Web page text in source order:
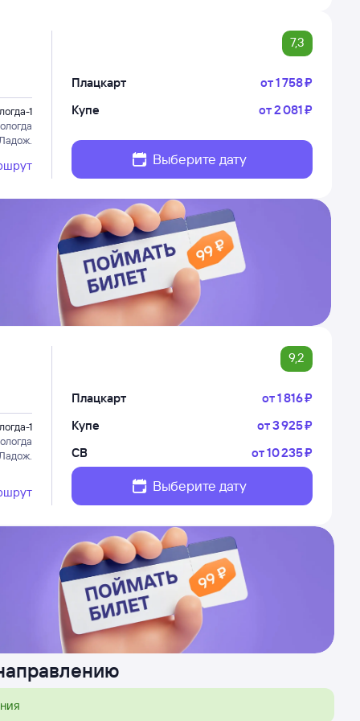
7,3
1
Плацкарт от1 ⁠758 ⁠₽
Купе
от2 ⁠081 ⁠₽
Выберите дату
9,2
1
Плацкарт от1 ⁠816 ⁠₽
Купе
от3 ⁠925 ⁠₽
СВ
от10 ⁠235 ⁠₽
Выберите дату